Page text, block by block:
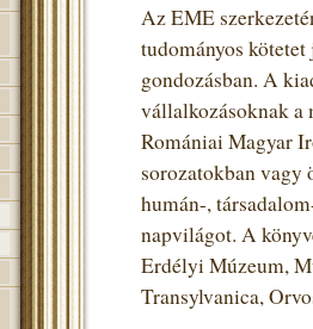
Az EME
tudományos
gondozásban. A
vállalkozásoknak a
Romániai Magyar
sorozatokban vagy
humán-,
napvilágot. A
Erdélyi Múzeum,
Transylvanica,